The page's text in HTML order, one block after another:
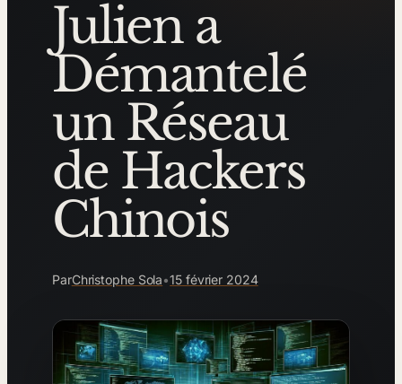
Julien a
Démantelé
un Réseau
de Hackers
Chinois
ParChristophe Sola•15 février 2024